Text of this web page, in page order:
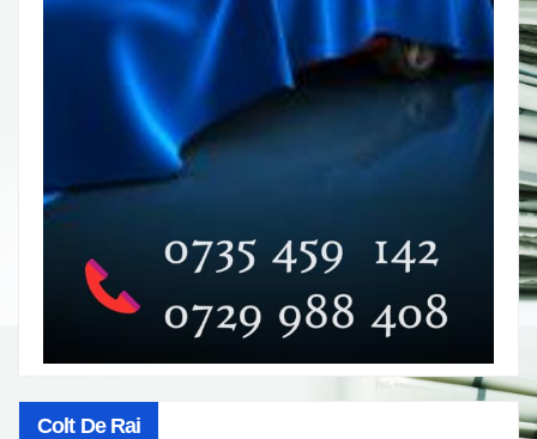
Colt De Rai